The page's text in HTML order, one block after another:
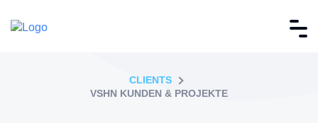
CLIENTS
VSHN KUNDEN & PROJEKTE